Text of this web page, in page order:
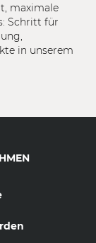
maximale
Schritt für
in unserem